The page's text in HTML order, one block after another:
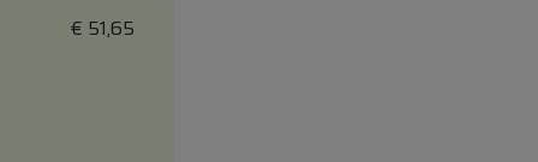
€ 51,65